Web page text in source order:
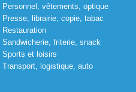
Personnel, vêtements, optique
Presse, librairie, copie, tabac
Restauration
Sandwicherie, friterie, snack
Sports et loisirs
Transport, logistique, auto